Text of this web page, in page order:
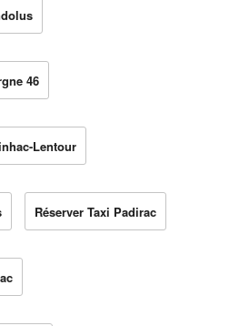
46
Lentour
Réserver Taxi Padirac